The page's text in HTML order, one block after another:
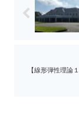
【線形弾性理論